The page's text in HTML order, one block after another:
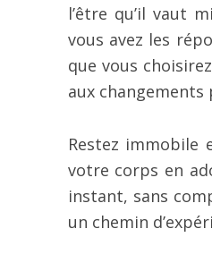
l’être qu’il vaut
vous avez les
que vous
aux changements
Restez
votre corps en
instant, sans
un chemin